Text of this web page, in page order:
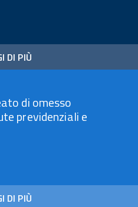
DI PIÙ
di omesso
previdenziali e
DI PIÙ